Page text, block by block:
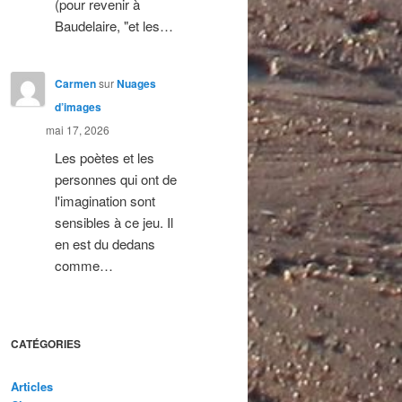
(pour revenir à
Baudelaire, "et les…
CarmensurNuages
d’images
mai 17, 2026
Les poètes et les
personnes qui ont de
l'imagination sont
sensibles à ce jeu. Il
en est du dedans
comme…
CATÉGORIES
Articles